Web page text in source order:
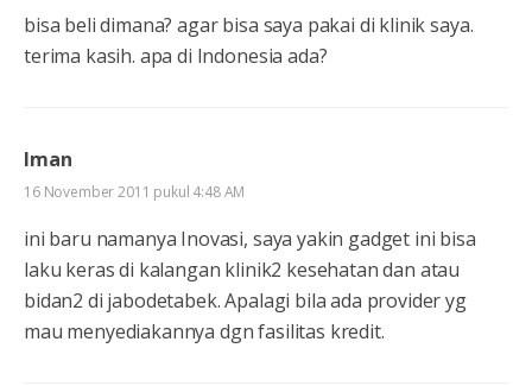
bisa beli dimana? agar bisa saya pakai di klinik saya.
terima kasih. apa di Indonesia ada?
Iman
16 November 2011 pukul 4:48 AM
ini baru namanya Inovasi, saya yakin gadget ini bisa
laku keras di kalangan klinik2 kesehatan dan atau
bidan2 di jabodetabek. Apalagi bila ada provider yg
mau menyediakannya dgn fasilitas kredit.